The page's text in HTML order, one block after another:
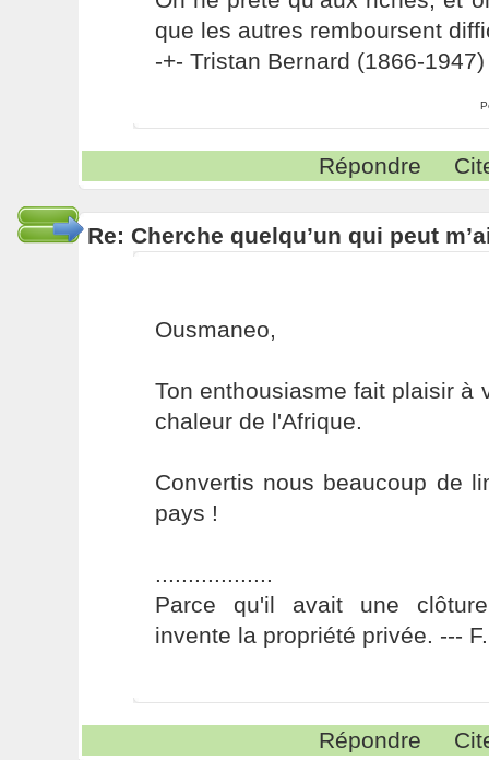
que les autres remboursent
-+- Tristan Bernard (1866-1947)
Répondre
Re: Cherche quelqu’un qui peut
Ousmaneo,
Ton enthousiasme fait plaisir à
chaleur de l'Afrique.
Convertis nous beaucoup de
pays !
..................
Parce qu'il avait une
invente la propriété privée. ---
Répondre